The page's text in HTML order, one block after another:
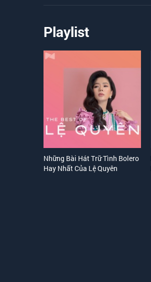
Playlist
Những Bài Hát Trữ Tình Bolero
Hay Nhất Của Lệ Quyên